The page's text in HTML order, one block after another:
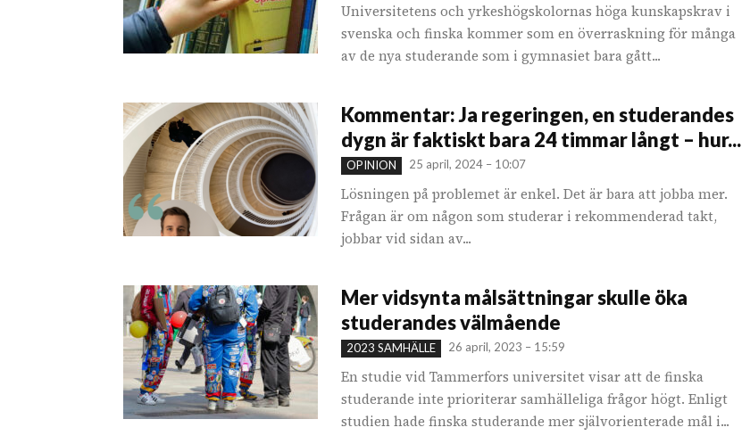
Universitetens och yrkeshögskolornas höga kunskapskrav i
svenska och finska kommer som en överraskning för många
av de nya studerande som i gymnasiet bara gått...
Kommentar: Ja regeringen, en studerandes
dygn är faktiskt bara 24 timmar långt – hur...
OPINION 25 april, 2024 – 10:07
Lösningen på problemet är enkel. Det är bara att jobba mer.
Frågan är om någon som studerar i rekommenderad takt,
jobbar vid sidan av...
Mer vidsynta målsättningar skulle öka
studerandes välmående
2023 SAMHÄLLE 26 april, 2023 – 15:59
En studie vid Tammerfors universitet visar att de finska
studerande inte prioriterar samhälleliga frågor högt. Enligt
studien hade finska studerande mer självorienterade mål i...